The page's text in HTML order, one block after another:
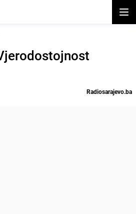
Radiosarajevo.ba